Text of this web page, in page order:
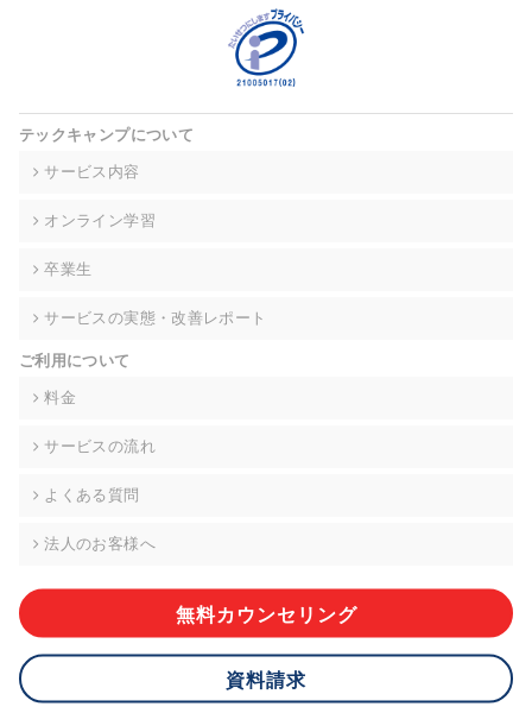
者等に提供することがあります。
当社は事業運営上、前項利用目的の範囲に限って個人情報を外
高い委託先を選定し、個人情報の適正管理・機密保持について
個人情報の開示等(利用目的の通知、開示、内容の訂正・追加・
て、下記の当社問合わせ窓口に申し出ることができます。その
的な期間内に対応いたします。ただし、申請が本人確認が不可
により、ご希望に添えない場合があります。 なお、アクセスロ
グなどの個人情報以外の情報については、原則として開示等は
株式会社div 個人情報問合せ窓口
メールアドレス:privacy_policy@di-v.co.jp
ご本人様が当社に個人情報を提供されるかどうかは任意による
応ができない場合があります。
8.cookieにより取得・分析した情報とその利用について
テックキャンプについて
サービス内容
オンライン学習
卒業生
サービスの実態・改善レポート
ご利用について
料金
サービスの流れ
よくある質問
法人のお客様へ
無料カウンセリング
資料請求